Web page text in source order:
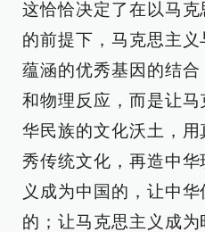
这恰恰决定了在以马
的前提下，马克思主
蕴涵的优秀基因的结
和物理反应，而是让
华民族的文化沃土，
秀传统文化，再造中
义成为中国的，让中
的；让马克思主义成